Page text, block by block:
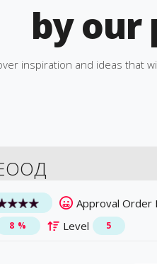
by our
inspiration and ideas that
Approval Order
8 % Level 5